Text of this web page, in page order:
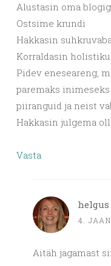
Alustasin oma
Ostsime krundi
Hakkasin
Korraldasin
Pidev eneseareng,
paremaks
piiranguid ja neist
Hakkasin julgema
Vasta
helgus
4.
Aitäh jagamast